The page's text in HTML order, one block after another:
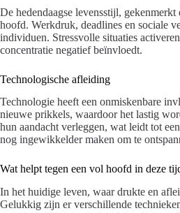
De hedendaagse levensstijl, gekenmerkt
hoofd. Werkdruk, deadlines en sociale
individuen. Stressvolle situaties
concentratie negatief beïnvloedt.
Technologische afleiding
Technologie heeft een onmiskenbare
nieuwe prikkels, waardoor het lastig
hun aandacht verleggen, wat leidt tot
nog ingewikkelder maken om te
Wat helpt tegen een vol hoofd in deze
In het huidige leven, waar drukte en
Gelukkig zijn er verschillende